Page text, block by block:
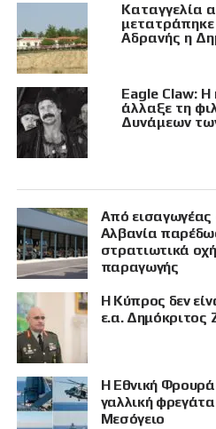
Καταγγελία
Αδρανής η
Eagle Claw:
άλλαξε τη
Δυνάμεων
Από
Αλβανία
στρατιωτικά
παραγωγής
Η Κύπρος δεν
ε.α. Δημόκριτος
Η Εθνική Φρουρά
γαλλική
Μεσόγειο